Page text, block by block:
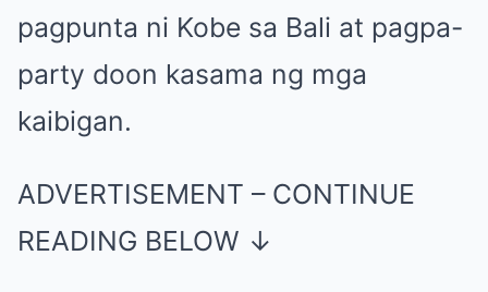
pagpunta ni Kobe sa Bali at pagpa-
party doon kasama ng mga
kaibigan.
ADVERTISEMENT – CONTINUE
READING BELOW ↓